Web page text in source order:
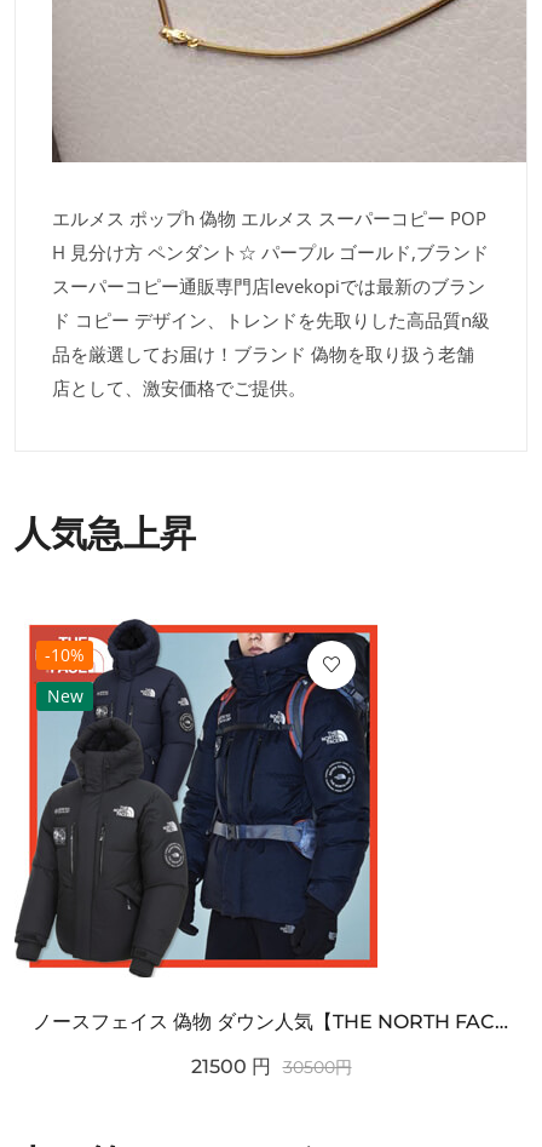
エルメス ポップh 偽物 エルメス スーパーコピー POP
H 見分け方 ペンダント☆ パープル ゴールド,ブランド
スーパーコピー通販専門店levekopiでは最新のブラン
ド コピー デザイン、トレンドを先取りした高品質n級
品を厳選してお届け！ブランド 偽物を取り扱う老舗
店として、激安価格でご提供。
人気急上昇
-10%
New
ノースフェイス 偽物 ダウン人気【THE NORTH FACE】M'S 7 SUMMIT HIM...
21500 円 30500円